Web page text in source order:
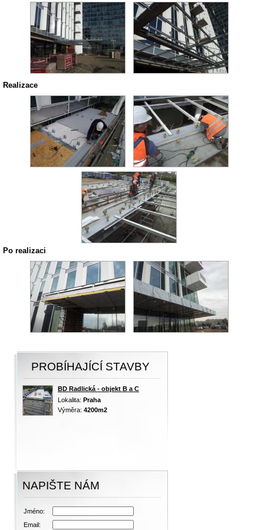
Realizace
Po realizaci
PROBÍHAJÍCÍ STAVBY
BD Radlická - objekt B a C
Lokalita: Praha
Výměra: 4200m2
NAPIŠTE NÁM
Jméno:
Email: